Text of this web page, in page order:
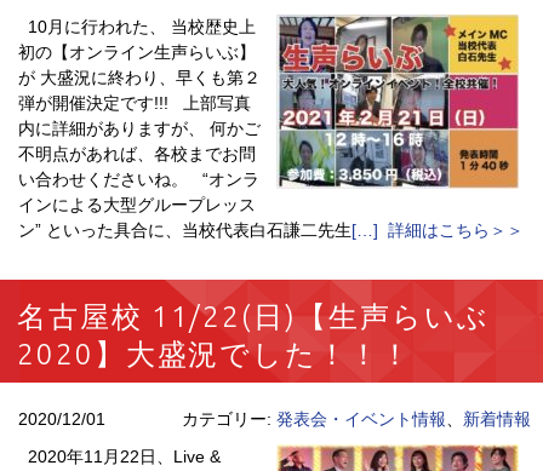
10月に行われた、 当校歴史上
初の【オンライン生声らいぶ】
が 大盛況に終わり、早くも第２
弾が開催決定です!!! 上部写真
内に詳細がありますが、 何かご
不明点があれば、各校までお問
い合わせくださいね。 “オンラ
インによる大型グループレッス
ン” といった具合に、当校代表白石謙二先生[…] 詳細はこちら＞＞
名古屋校 11/22(日)【生声らいぶ
2020】大盛況でした！！！
2020/12/01 カテゴリー: 発表会・イベント情報、 新着情報
2020年11月22日、Live &